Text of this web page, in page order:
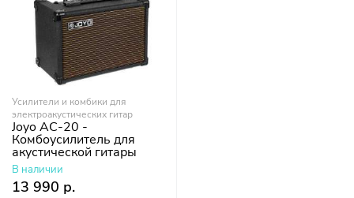
Усилители и комбики для
электроакустических гитар
Joyo AC-20 -
Комбоусилитель для
акустической гитары
В наличии
13 990 р.